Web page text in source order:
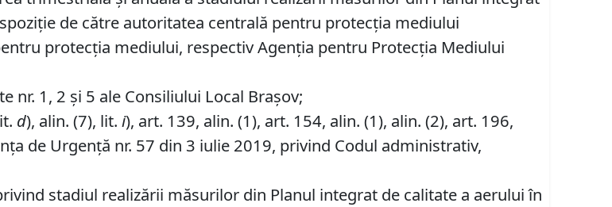
de către autoritatea centrală pentru protecţia mediului
protecţia mediului, respectiv Agenţia pentru Protecţia Mediului
nr. 1, 2 și 5 ale Consiliului Local Brașov;
d), alin. (7), lit.i), art. 139, alin. (1), art. 154, alin. (1), alin. (2), art. 196,
de Urgență nr. 57 din 3 iulie 2019, privind Codul administrativ,
stadiul realizării măsurilor din Planul integrat de calitate a aerului în